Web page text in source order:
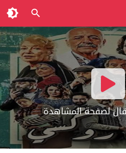
لصفحة المشاهدة